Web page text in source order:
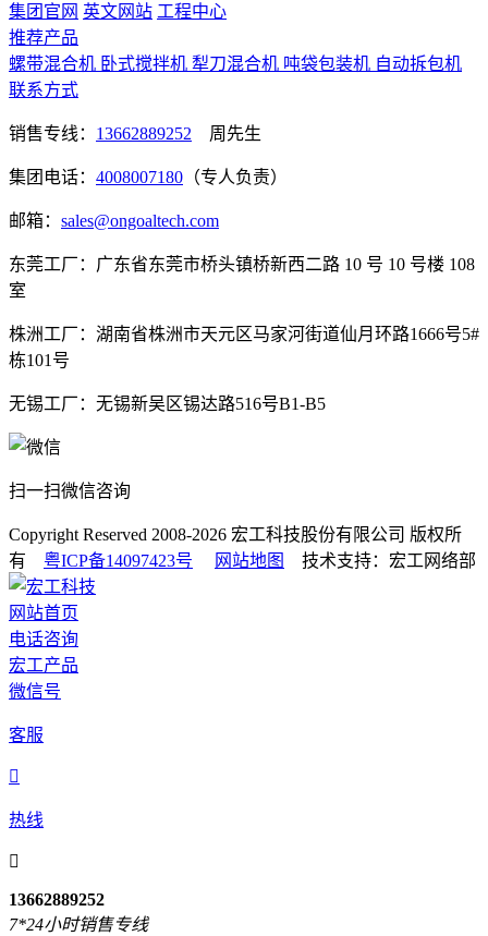
集团官网 英文网站 工程中心
推荐产品
螺带混合机 卧式搅拌机 犁刀混合机 吨袋包装机 自动拆包机
联系方式
销售专线： 13662889252 周先生
集团电话： 4008007180 （专人负责）
邮箱： sales@ongoaltech.com
东莞工厂：广东省东莞市桥头镇桥新西二路 10 号 10 号楼 108
室
株洲工厂：湖南省株洲市天元区马家河街道仙月环路1666号5#
栋101号
无锡工厂：无锡新吴区锡达路516号B1-B5
扫一扫微信咨询
Copyright Reserved 2008-2026 宏工科技股份有限公司 版权所
有 粤ICP备14097423号 网站地图 技术支持：宏工网络部
网站首页
电话咨询
宏工产品
微信号
客服

热线

13662889252
7*24小时销售专线